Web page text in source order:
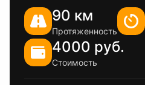
90 км
Протяженность
4000 руб.
Стоимость